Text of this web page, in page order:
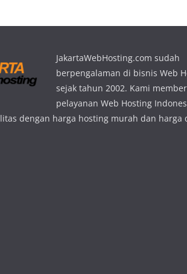
JakartaWebHosting.com sudah
berpengalaman di bisnis Web
sejak tahun 2002. Kami
pelayanan Web Hosting
dengan harga hosting murah dan harga